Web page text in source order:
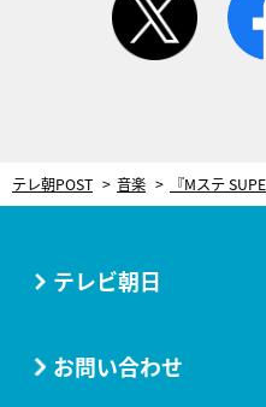
テレ朝POST 音楽
テレビ朝日
お問い合わせ